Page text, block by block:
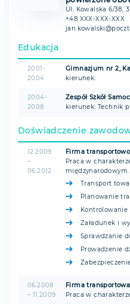
Ul. Kowalska 6/38,
+48 XXX-XXX-XXX
Edukacja
2001-
2004
Gimnazjum nr 2,
kierunek:
2004-
2008
Zespół Szkół
kierunek: Technik
Doświadczenie
12.2009
–
06.2012
Firma
Praca w
międzynarodowym.
Transport
Planowanie
Kontrolowanie
Załadunek i
Sprawdzanie
Prowadzenie
06.2008
– 11.2009
Firma transportowa
Praca w